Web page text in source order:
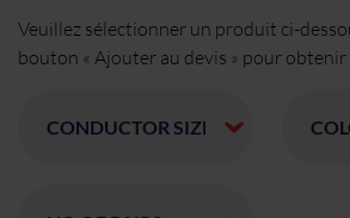
Veuillez sélectionner un produit ci-
bouton « Ajouter au devis » pour obtenir